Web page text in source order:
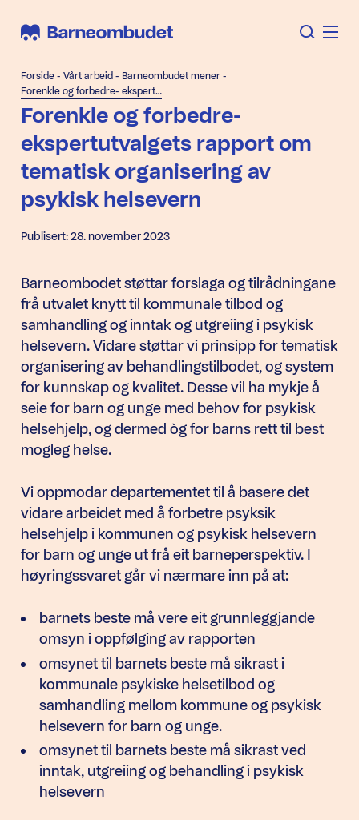
Forside - Vårt arbeid - Barneombudet mener -
Forenkle og forbedre- ekspertutvalgets rapport om tematisk organisering av psykisk helsevern
Forenkle og forbedre-
ekspertutvalgets rapport om
tematisk organisering av
psykisk helsevern
Publisert: 28. november 2023
Barneombodet støttar forslaga og tilrådningane
frå utvalet knytt til kommunale tilbod og
samhandling og inntak og utgreiing i psykisk
helsevern. Vidare støttar vi prinsipp for tematisk
organisering av behandlingstilbodet, og system
for kunnskap og kvalitet. Desse vil ha mykje å
seie for barn og unge med behov for psykisk
helsehjelp, og dermed òg for barns rett til best
mogleg helse.
Vi oppmodar departementet til å basere det
vidare arbeidet med å forbetre psyksik
helsehjelp i kommunen og psykisk helsevern
for barn og unge ut frå eit barneperspektiv. I
høyringssvaret går vi nærmare inn på at:
barnets beste må vere eit grunnleggjande
omsyn i oppfølging av rapporten
omsynet til barnets beste må sikrast i
kommunale psykiske helsetilbod og
samhandling mellom kommune og psykisk
helsevern for barn og unge.
omsynet til barnets beste må sikrast ved
inntak, utgreiing og behandling i psykisk
helsevern